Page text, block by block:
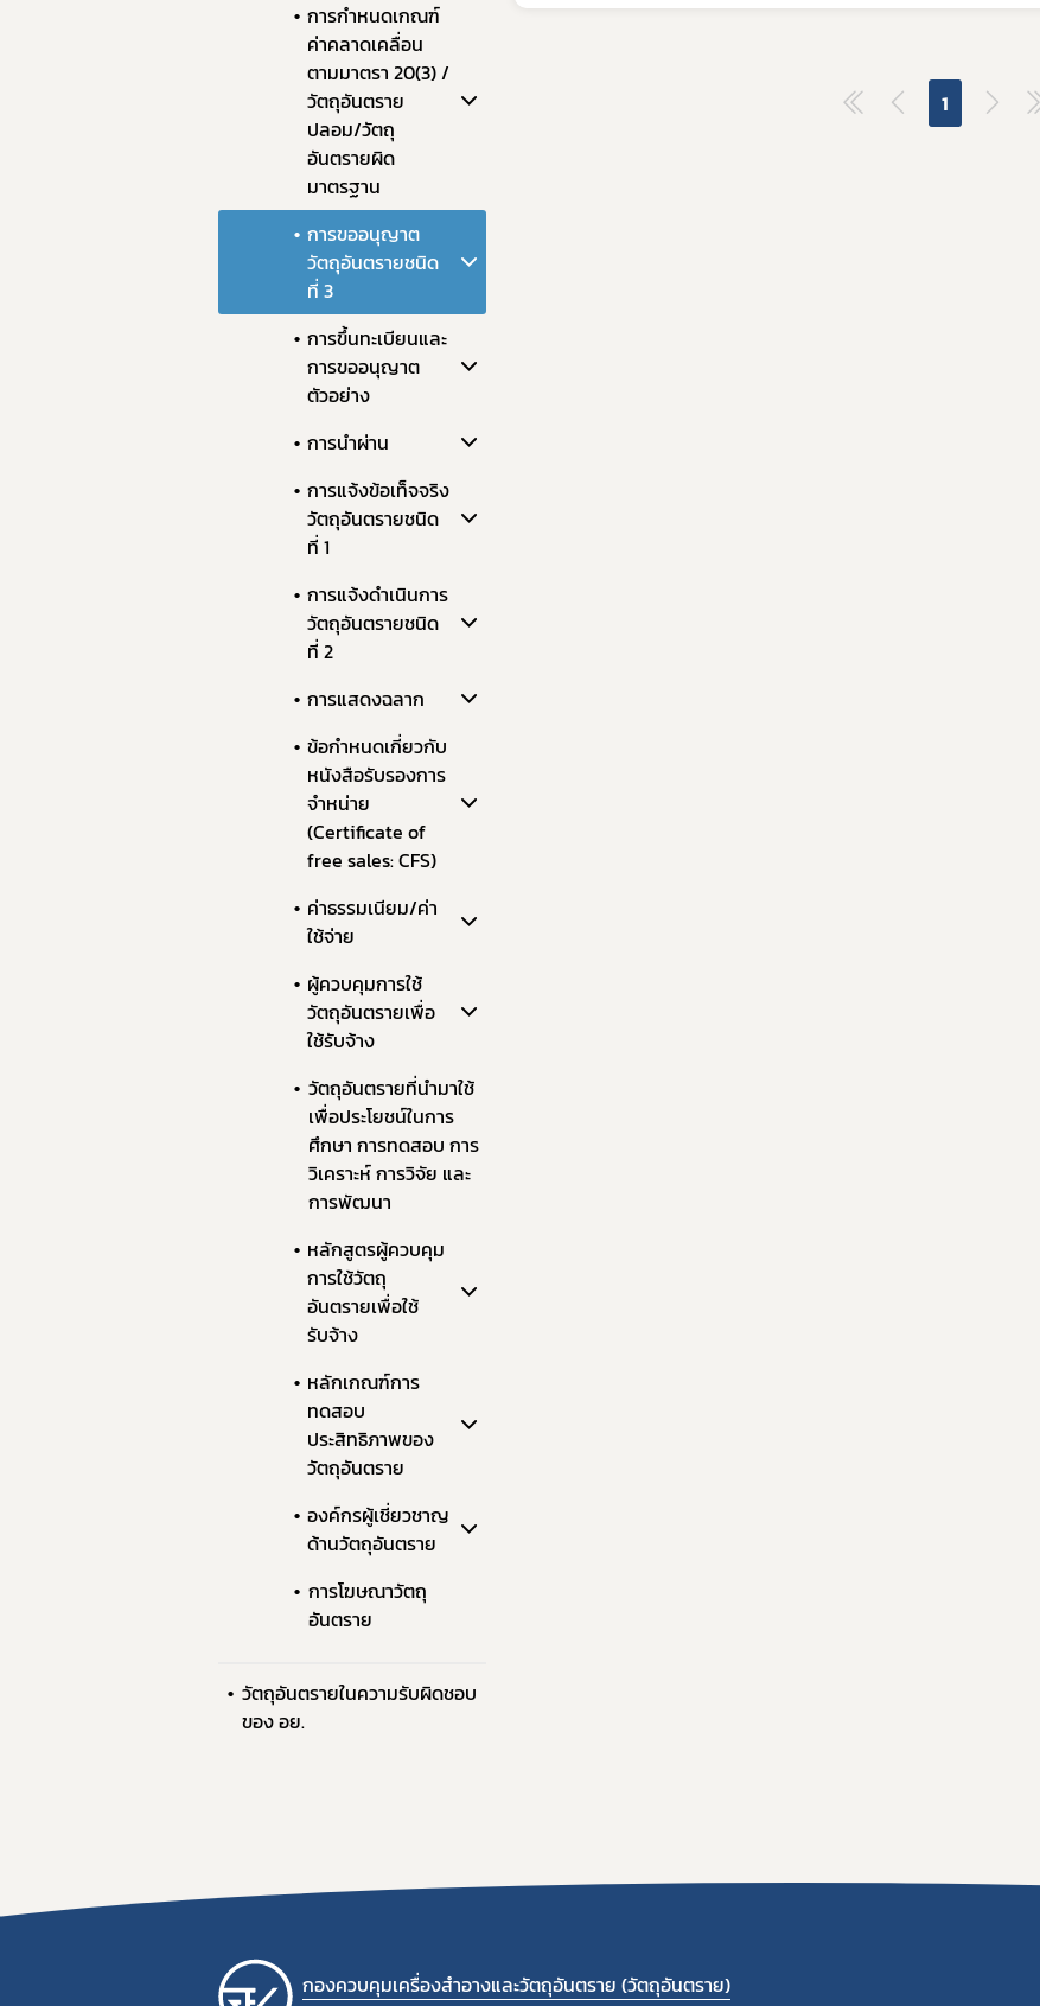
การกำหนดเกณฑ์
ค่าคลาดเคลื่อน
ตามมาตรา 20(3) /
วัตถุอันตราย
ปลอม/วัตถุ
อันตรายผิด
มาตรฐาน
การขออนุญาต
วัตถุอันตรายชนิด
ที่ 3
การขึ้นทะเบียนและ
การขออนุญาต
ตัวอย่าง
การนำผ่าน
การแจ้งข้อเท็จจริง
วัตถุอันตรายชนิด
ที่ 1
การแจ้งดำเนินการ
วัตถุอันตรายชนิด
ที่ 2
การแสดงฉลาก
ข้อกำหนดเกี่ยวกับ
หนังสือรับรองการ
จำหน่าย
(Certificate of
free sales: CFS)
ค่าธรรมเนียม/ค่า
ใช้จ่าย
ผู้ควบคุมการใช้
วัตถุอันตรายเพื่อ
ใช้รับจ้าง
วัตถุอันตรายที่นำมาใช้
เพื่อประโยชน์ในการ
ศึกษา การทดสอบ การ
วิเคราะห์ การวิจัย และ
การพัฒนา
หลักสูตรผู้ควบคุม
การใช้วัตถุ
อันตรายเพื่อใช้
รับจ้าง
หลักเกณฑ์การ
ทดสอบ
ประสิทธิภาพของ
วัตถุอันตราย
องค์กรผู้เชี่ยวชาญ
ด้านวัตถุอันตราย
การโฆษณาวัตถุ
อันตราย
วัตถุอันตรายในความรับผิดชอบ
ของ อย.
1
กองควบคุมเครื่องสำอางและวัตถุอันตราย (วัตถุอันตราย)